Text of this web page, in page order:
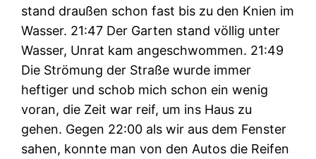
stand draußen schon fast bis zu den Knien im
Wasser. 21:47 Der Garten stand völlig unter
Wasser, Unrat kam angeschwommen. 21:49
Die Strömung der Straße wurde immer
heftiger und schob mich schon ein wenig
voran, die Zeit war reif, um ins Haus zu
gehen. Gegen 22:00 als wir aus dem Fenster
sahen, konnte man von den Autos die Reifen